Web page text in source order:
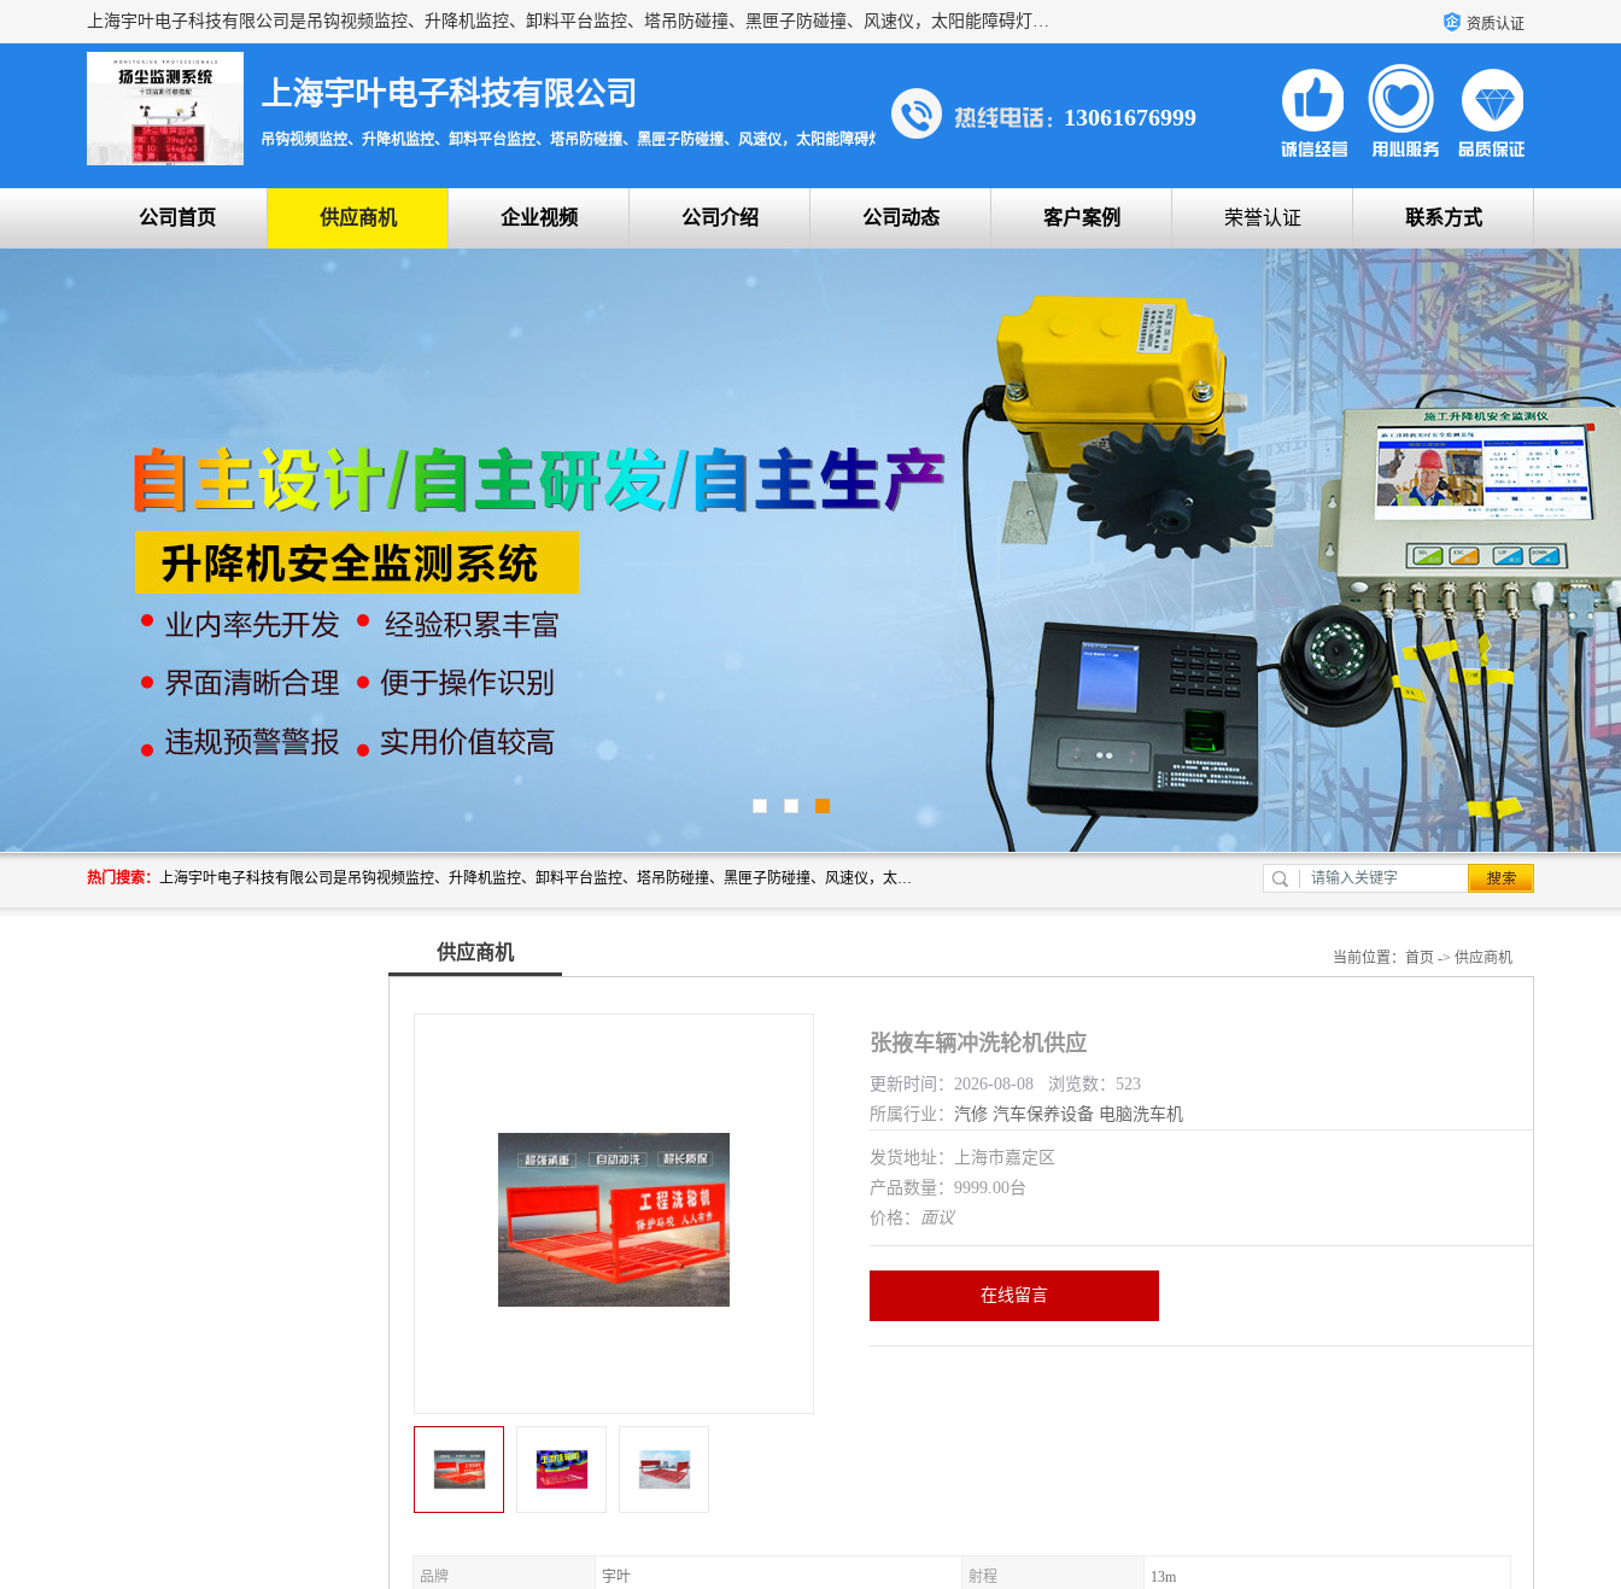
上海宇叶电子科技有限公司是吊钩视频监控、升降机监控、卸料平台监控、塔吊防碰撞、黑匣子防碰撞、风速仪，太阳能障碍灯安全提示灯等一系列升降机的常用配件产品专业研发生产加工的公司，拥有完整、科学的质量管理体系。 资质认证
上海宇叶电子科技有限公司
吊钩视频监控、升降机监控、卸料平台监控、塔吊防碰撞、黑匣子防碰撞、风速仪，太阳能障碍灯安全提示灯
13061676999
公司首页 供应商机 企业视频 公司介绍 公司动态 客户案例 荣誉认证 联系方式
热门搜索： 上海宇叶电子科技有限公司是吊钩视频监控、升降机监控、卸料平台监控、塔吊防碰撞、黑匣子防碰撞、风速仪，太阳能障碍灯安全提示灯等一系列升降机的常用配件产品专业研发生产加工的公司，拥有完整、科学的质量管理体系。
供应商机 当前位置： 首页 -> 供应商机
张掖车辆冲洗轮机供应
更新时间：2026-08-08 浏览数：523
所属行业： 汽修 汽车保养设备 电脑洗车机
发货地址：上海市嘉定区
产品数量：9999.00台
价格： 面议
在线留言
品牌 宇叶 射程 13m